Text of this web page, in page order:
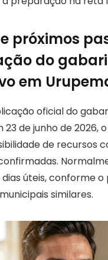
próximos
do
em
oficial do
de junho de 2026,
de recursos
úteis, conforme o
similares.